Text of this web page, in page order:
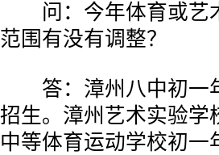
问：今年体育或艺
范围有没有调整？
答：漳州八中初一
招生。漳州艺术实验学
中等体育运动学校初